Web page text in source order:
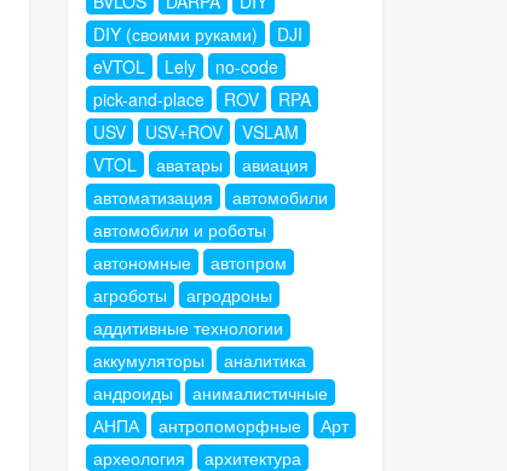
DIY (своими руками)
DJI
eVTOL
Lely
no-code
pick-and-place
ROV
RPA
USV
USV+ROV
VSLAM
VTOL
аватары
авиация
автоматизация
автомобили
автомобили и роботы
автономные
автопром
агроботы
агродроны
аддитивные технологии
аккумуляторы
аналитика
андроиды
анималистичные
АНПА
антропоморфные
Арт
археология
архитектура